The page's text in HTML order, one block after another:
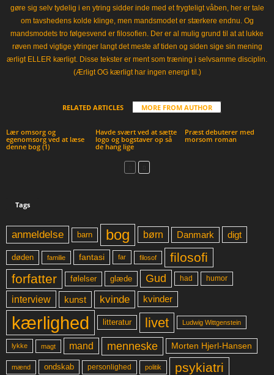
gøre sig selv tydelig i en ytring sidder inde med et frygteligt våben, her er tale
om tavshedens kolde klinge, men mandsmodet er stærkere endnu. Og
mandsmodets tro følgesvend er filosofien. Der er al mulig grund til at at lukke
røven med vigtige ytringer langt det meste af tiden og siden sige sin mening
ærligt ELLER kærligt. Disse tekster er ment som træning i selvsamme disciplin.
(Ærligt OG kærligt har ingen energi til.)
RELATED ARTICLES MORE FROM AUTHOR
Lær omsorg og
egenomsorg ved at læse
denne bog (1)
Havde svært ved at sætte
logo og bogstaver op så
de hang lige
Præst debuterer med
morsom roman
Tags
anmeldelse barn bog børn Danmark digt
døden familie fantasi far filosof
filosofi
forfatter
følelser glæde Gud had humor
interview kunst kvinde kvinder
kærlighed litteratur livet Ludwig Wittgenstein
lykke magt mand menneske Morten Hjerl-Hansen
mænd ondskab personlighed politik psykiatri